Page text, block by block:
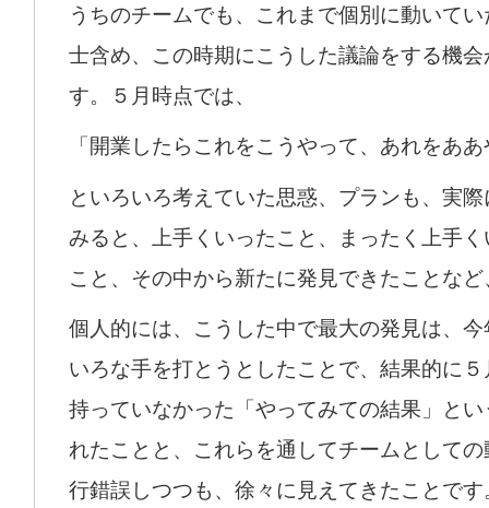
うちのチームでも、これまで個別に動いて
士含め、この時期にこうした議論をする機
す。５月時点では、
「開業したらこれをこうやって、あれをあ
といろいろ考えていた思惑、プランも、実
みると、上手くいったこと、まったく上手
こと、その中から新たに発見できたことな
個人的には、こうした中で最大の発見は、
いろな手を打とうとしたことで、結果的に
持っていなかった「やってみての結果」と
れたことと、これらを通してチームとして
行錯誤しつつも、徐々に見えてきたことです